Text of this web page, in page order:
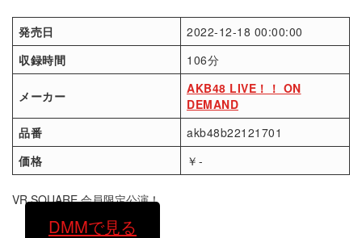
発売日
2022-12-18 00:00:00
収録時間
106分
メーカー
AKB48 LIVE！！ ON
DEMAND
品番
akb48b22121701
価格
￥-
VR SQUARE 会員限定公演！
DMMで見る